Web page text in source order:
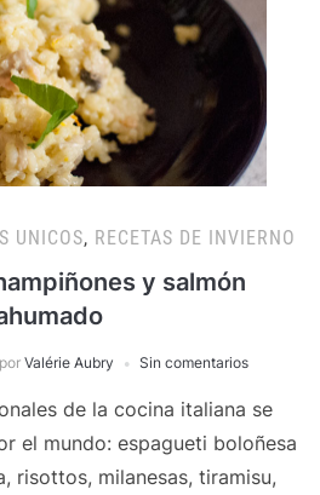
UNICOS, RECETAS DE INVIERNO
y salmón
por Valérie Aubry Sin comentarios
de la cocina italiana se
el mundo: espagueti boloñesa
risottos, milanesas, tiramisu,